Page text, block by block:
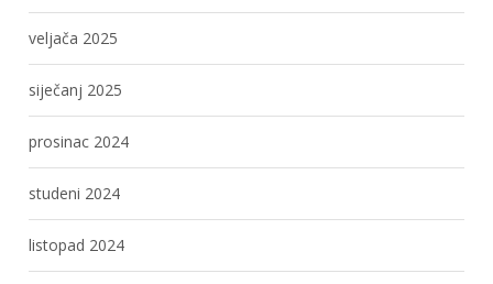
veljača 2025
siječanj 2025
prosinac 2024
studeni 2024
listopad 2024